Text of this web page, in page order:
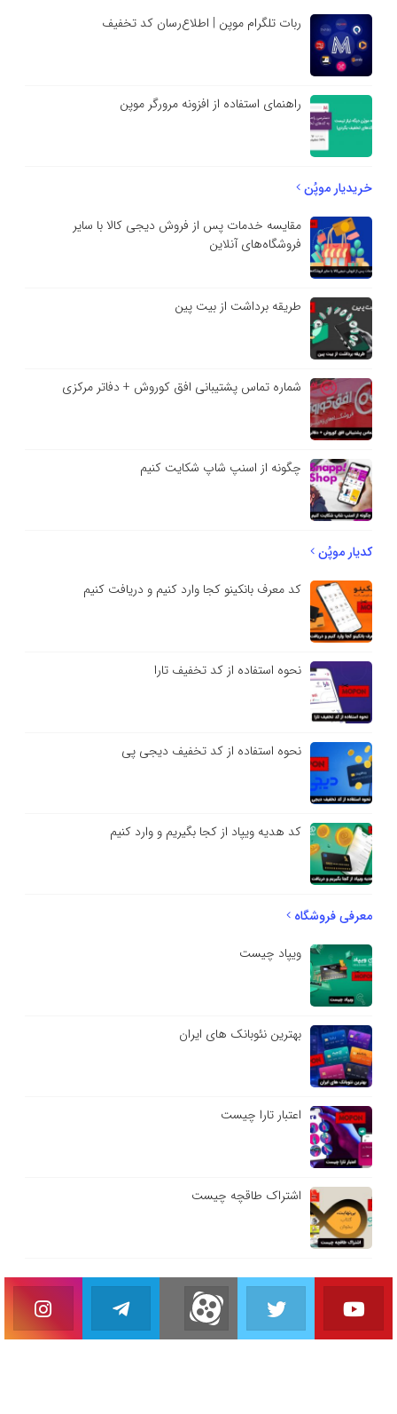
ربات تلگرام موپن | اطلاع‌رسان کد تخفیف
راهنمای استفاده از افزونه مرورگر موپن
خریدیار موپُن
مقایسه خدمات پس از فروش دیجی کالا با سایر
فروشگاه‌های آنلاین
طریقه برداشت از بیت پین
شماره تماس پشتیبانی افق کوروش + دفاتر مرکزی
چگونه از اسنپ شاپ شکایت کنیم
کدیار موپُن
کد معرف بانکینو کجا وارد کنیم و دریافت کنیم
نحوه استفاده از کد تخفیف تارا
نحوه استفاده از کد تخفیف دیجی پی
کد هدیه ویپاد از کجا بگیریم و وارد کنیم
معرفی فروشگاه
ویپاد چیست
بهترین نئوبانک های ایران
اعتبار تارا چیست
اشتراک طاقچه چیست